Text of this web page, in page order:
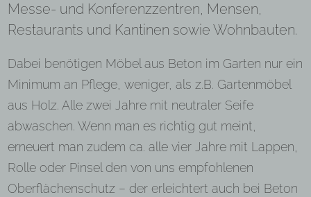
Messe- und Konferenzzentren, Mensen,
Restaurants und Kantinen sowie Wohnbauten.
Dabei benötigen Möbel aus Beton im Garten nur ein
Minimum an Pflege, weniger, als z.B. Gartenmöbel
aus Holz. Alle zwei Jahre mit neutraler Seife
abwaschen. Wenn man es richtig gut meint,
erneuert man zudem ca. alle vier Jahre mit Lappen,
Rolle oder Pinsel den von uns empfohlenen
Oberflächenschutz – der erleichtert auch bei Beton